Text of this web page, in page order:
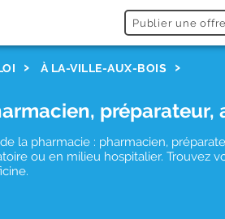
Publier une offre
À LA-VILLE-AUX-BOIS
préparateur,
la pharmacie : pharmacien,
ou en milieu hospitalier.